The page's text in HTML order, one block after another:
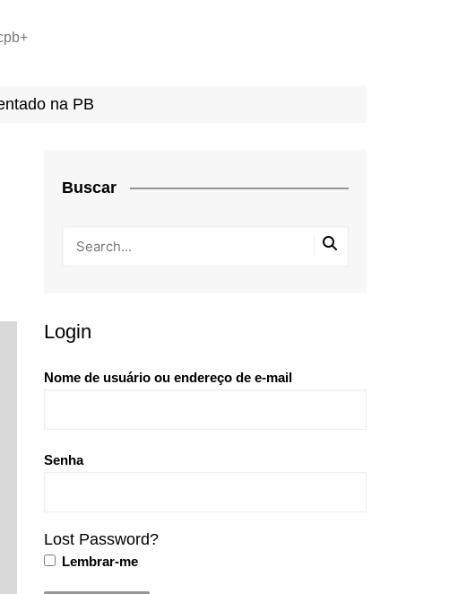
na PB
Buscar
Login
Nome de usuário ou endereço de e-mail
Senha
Lost Password?
Lembrar-me